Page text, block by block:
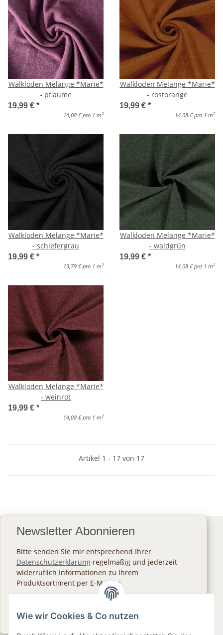
Walkloden Melange *Marie*
- pflaume
19,99 € *
14,08 € pro 1 m 2
Walkloden Melange *Marie*
- rostorange
19,99 € *
14,08 € pro 1 m 2
Walkloden Melange *Marie*
- schiefergrau
19,99 € *
13,79 € pro 1 m 2
Walkloden Melange *Marie*
- waldgrün
19,99 € *
14,08 € pro 1 m 2
Walkloden Melange *Marie*
- weinrot
19,99 € *
14,08 € pro 1 m 2
Artikel 1 - 17 von 17
Newsletter Abonnieren
Bitte senden Sie mir entsprechend Ihrer
Datenschutzerklärung regelmäßig und jederzeit
widerruflich Informationen zu Ihrem
Produktsortiment per E-Mail zu.
Newsletter Abonnieren
Wie wir Cookies & Co nutzen